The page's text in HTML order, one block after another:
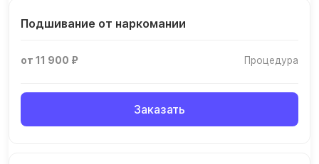
Подшивание от наркомании
от 11 900 ₽ Процедура
Заказать